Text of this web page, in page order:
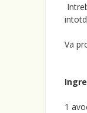
Va
1